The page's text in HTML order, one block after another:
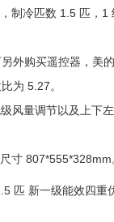
制冷匹数 1.5 匹，1
外购买遥控器，美
为 5.27。
风量调节以及上下
寸 807*555*328mm
匹 新一级能效四重